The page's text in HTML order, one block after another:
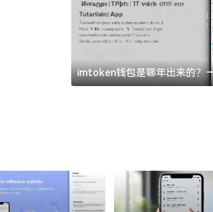
imtoken钱包是哪年出来的？